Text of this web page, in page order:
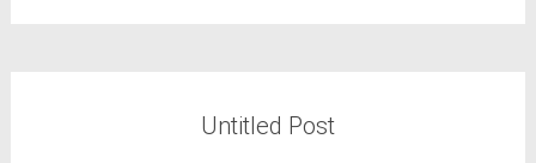
Untitled Post